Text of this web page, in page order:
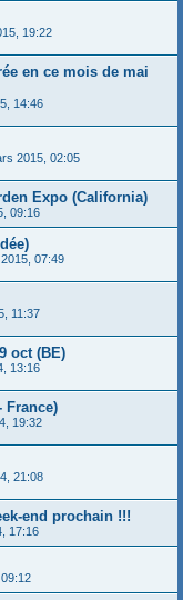
19:22
en ce mois de mai
14:46
2015, 02:05
Expo (California)
09:16
07:49
11:37
oct (BE)
13:16
France)
19:32
21:08
end prochain !!!
17:16